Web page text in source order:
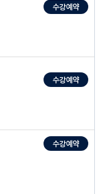
수강예약
수강예약
수강예약